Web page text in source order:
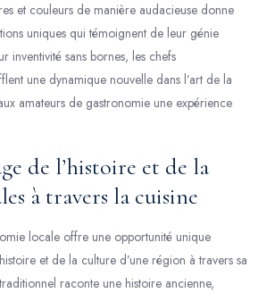
et couleurs de manière audacieuse donne
uniques qui témoignent de leur génie
inventivité sans bornes, les chefs
une dynamique nouvelle dans l’art de la
amateurs de gastronomie une expérience
de l’histoire et de la
à travers la cuisine
locale offre une opportunité unique
et de la culture d’une région à travers sa
raconte une histoire ancienne,